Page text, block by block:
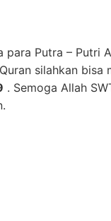
Putra – Putri
silahkan bisa
. Semoga Allah